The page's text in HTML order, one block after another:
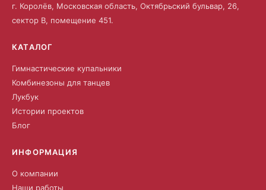
г. Королёв, Московская область, Октябрьский бульвар, 26,
сектор В, помещение 451.
КАТАЛОГ
Гимнастические купальники
Комбинезоны для танцев
Лукбук
Истории проектов
Блог
ИНФОРМАЦИЯ
О компании
Наши работы